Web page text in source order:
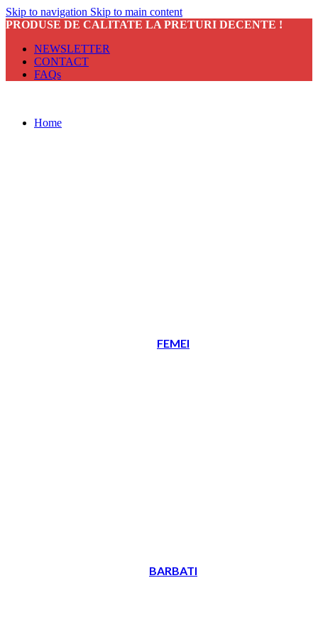
Skip to navigation Skip to main content
PRODUSE DE CALITATE LA PRETURI DECENTE !
NEWSLETTER
CONTACT
FAQs
Home
FEMEI
BARBATI